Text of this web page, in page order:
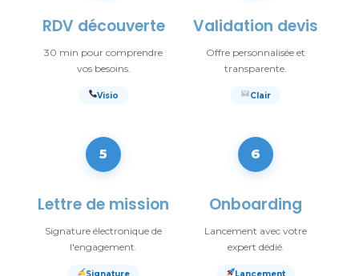
RDV découverte
30 min pour comprendre
vos besoins.
Visio
Validation devis
Offre personnalisée et
transparente.
Clair
5
Lettre de mission
Signature électronique de
l'engagement.
Signature
6
Onboarding
Lancement avec votre
expert dédié.
Lancement